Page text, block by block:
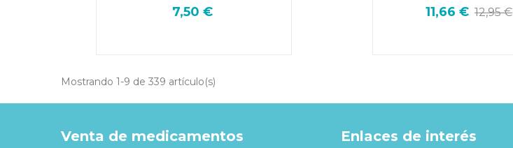
RAPI KIDS COLOR
7,50 € 11,66 € 12,95 €
Mostrando 1-9 de 339 artículo(s)
Venta de medicamentos Enlaces de interés